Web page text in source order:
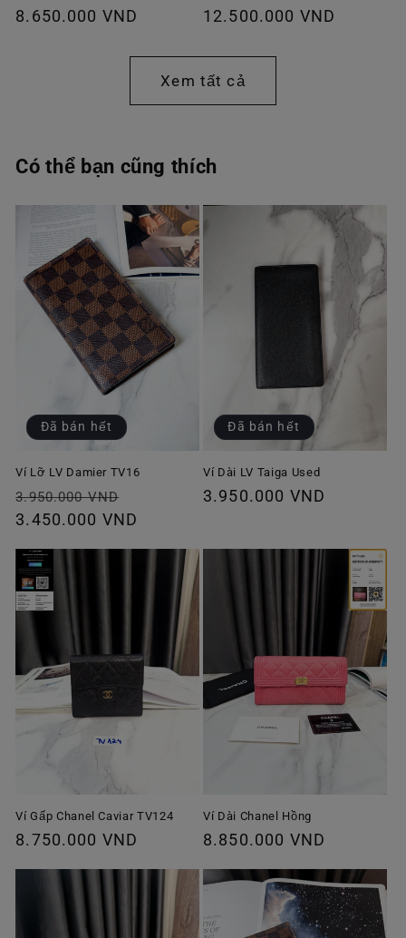
Giá
8.650.000 VND
Giá
thường
12.500.000 VND
Xem tất cả
Có thể bạn cũng thích
Đã bán hết
Ví Lỡ LV Damier TV16
Giá
thông
3.950.000 VND
ưu
3.450.000 VND
Đã bán hết
Ví Dài LV Taiga Used
Giá
3.950.000 VND
Ví Gấp Chanel Caviar TV124
Giá
8.750.000 VND
Ví Dài Chanel Hồng
Giá
thường
8.850.000 VND